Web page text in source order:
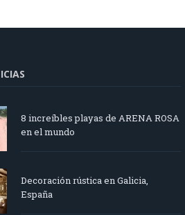
8 increíbles playas de ARENA ROSA
en el mundo
Decoración rústica en Galicia,
España